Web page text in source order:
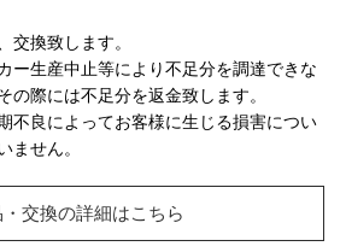
交換致します。
ー生産中止等により不足分を調達できな
の際には不足分を返金致します。
不良によってお客様に生じる損害につい
ません。
交換の詳細はこちら